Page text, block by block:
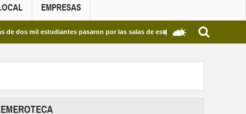
EMPRESAS
estudiantes pasaron por las salas de estudio de las Bibliotecas Municipales